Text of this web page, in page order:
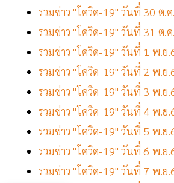
รวมข่าว "โควิด-19" วันที่ 30 ต.
รวมข่าว "โควิด-19" วันที่ 31 ต.
รวมข่าว "โควิด-19" วันที่ 1 พ.ย
รวมข่าว "โควิด-19" วันที่ 2 พ.ย
รวมข่าว "โควิด-19" วันที่ 3 พ.ย
รวมข่าว "โควิด-19" วันที่ 4 พ.ย
รวมข่าว "โควิด-19" วันที่ 5 พ.ย
รวมข่าว "โควิด-19" วันที่ 6 พ.ย
รวมข่าว "โควิด-19" วันที่ 7 พ.ย